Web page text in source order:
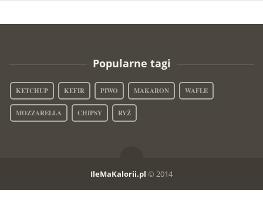
Popularne tagi
KETCHUP KEFIR PIWO MAKARON WAFLE
MOZZARELLA CHIPSY RYŻ
IleMaKalorii.pl © 2014